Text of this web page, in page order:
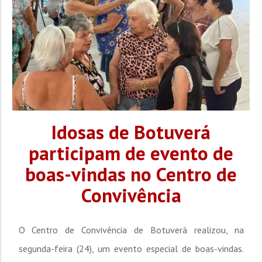
Idosas de Botuverá
participam de evento de
boas-vindas no Centro de
Convivência
O Centro de Convivência de Botuverá realizou, na
segunda-feira (24), um evento especial de boas-vindas.